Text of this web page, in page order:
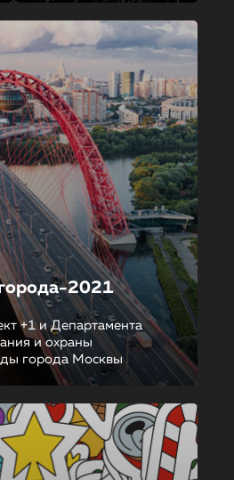
2021
+1 и Департамента
и охраны
города Москвы